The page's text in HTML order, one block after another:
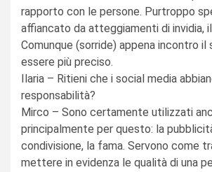
rapporto con le persone. Purtroppo
affiancato da atteggiamenti di invidia,
Comunque (sorride) appena incontro
essere più preciso.
Ilaria – Ritieni che i social media
responsabilità?
Mirco – Sono certamente utilizzati
principalmente per questo: la
condivisione, la fama. Servono come
mettere in evidenza le qualità di una